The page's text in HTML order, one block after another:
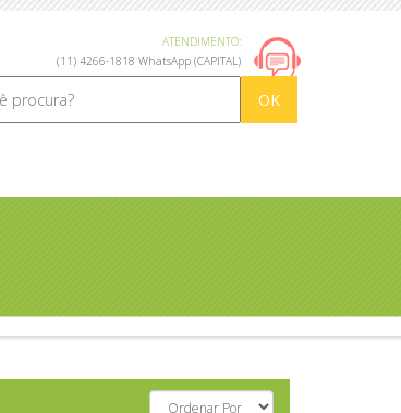
ATENDIMENTO:
(11) 4266-1818 WhatsApp (CAPITAL)
OK